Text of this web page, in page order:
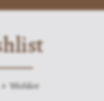
Wishlist